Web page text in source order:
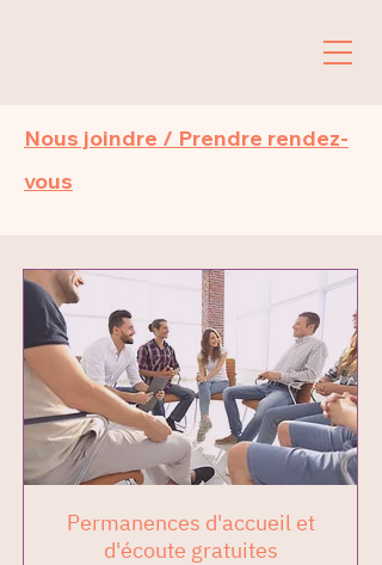
Nous joindre / Prendre rendez-
vous
Permanences d'accueil et
d'écoute gratuites